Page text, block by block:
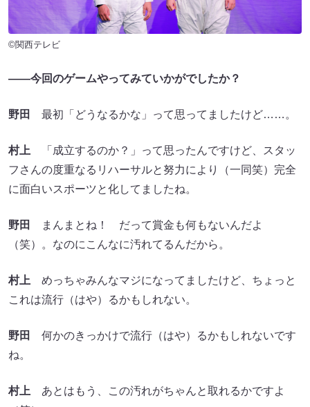
©関西テレビ
――今回のゲームやってみていかがでしたか？
野田 最初「どうなるかな」って思ってましたけど……。
村上 「成立するのか？」って思ったんですけど、スタッ
フさんの度重なるリハーサルと努力により（一同笑）完全
に面白いスポーツと化してましたね。
野田
まんまとね！ だって賞金も何もないんだよ
（笑）。なのにこんなに汚れてるんだから。
村上 めっちゃみんなマジになってましたけど、ちょっと
これは流行（はや）るかもしれない。
野田
何かのきっかけで流行（はや）るかもしれないです
ね。
村上 あとはもう、この汚れがちゃんと取れるかですよ